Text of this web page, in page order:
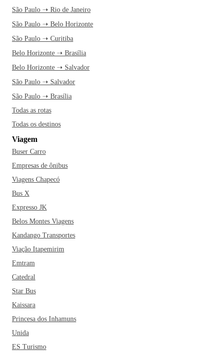
São Paulo ➝ Rio de Janeiro
São Paulo ➝ Belo Horizonte
São Paulo ➝ Curitiba
Belo Horizonte ➝ Brasília
Belo Horizonte ➝ Salvador
São Paulo ➝ Salvador
São Paulo ➝ Brasília
Todas as rotas
Todas os destinos
Viagem
Buser Carro
Empresas de ônibus
Viagens Chapecó
Bus X
Expresso JK
Belos Montes Viagens
Kandango Transportes
Viação Itapemirim
Emtram
Catedral
Star Bus
Kaissara
Princesa dos Inhamuns
Unida
ES Turismo